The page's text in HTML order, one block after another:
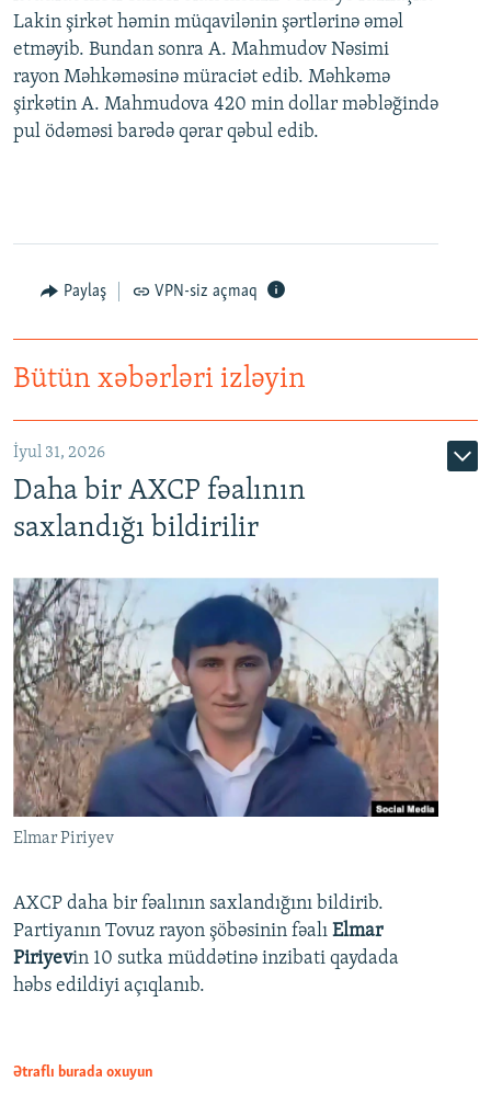
Lakin şirkət həmin müqavilənin şərtlərinə əməl
etməyib. Bundan sonra A. Mahmudov Nəsimi
rayon Məhkəməsinə müraciət edib. Məhkəmə
şirkətin A. Mahmudova 420 min dollar məbləğində
pul ödəməsi barədə qərar qəbul edib.
Paylaş VPN-siz açmaq
Bütün xəbərləri izləyin
İyul 31, 2026
Daha bir AXCP fəalının
saxlandığı bildirilir
Elmar Piriyev
AXCP daha bir fəalının saxlandığını bildirib.
Partiyanın Tovuz rayon şöbəsinin fəalı Elmar
Piriyevin 10 sutka müddətinə inzibati qaydada
həbs edildiyi açıqlanıb.
Ətraflı burada oxuyun